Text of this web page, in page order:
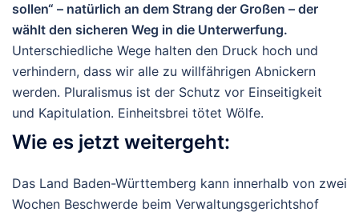
sollen“ – natürlich an dem Strang der Großen – der
wählt den sicheren Weg in die Unterwerfung.
Unterschiedliche Wege halten den Druck hoch und
verhindern, dass wir alle zu willfährigen Abnickern
werden. Pluralismus ist der Schutz vor Einseitigkeit
und Kapitulation. Einheitsbrei tötet Wölfe.
Wie es jetzt weitergeht:
Das Land Baden-Württemberg kann innerhalb von zwei
Wochen Beschwerde beim Verwaltungsgerichtshof